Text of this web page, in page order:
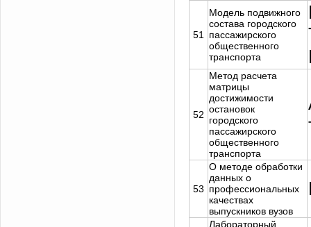
51
Модель подвижного
состава городского
пассажирского
общественного
транспорта
52
Метод расчета
матрицы
достижимости
остановок
городского
пассажирского
общественного
транспорта
53
О методе обработки
данных о
профессиональных
качествах
выпускников вузов
Лабораторный